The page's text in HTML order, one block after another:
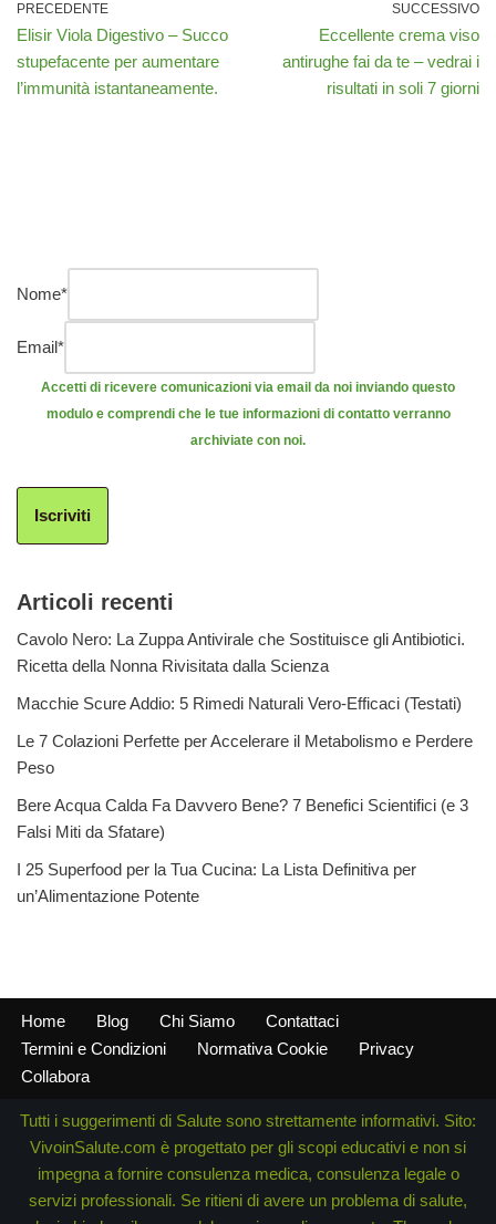
PRECEDENTE
Elisir Viola Digestivo – Succo
stupefacente per aumentare
l’immunità istantaneamente.
SUCCESSIVO
Eccellente crema viso
antirughe fai da te – vedrai i
risultati in soli 7 giorni
Nome*
Email*
Accetti di ricevere comunicazioni via email da noi inviando questo
modulo e comprendi che le tue informazioni di contatto verranno
archiviate con noi.
Iscriviti
Articoli recenti
Cavolo Nero: La Zuppa Antivirale che Sostituisce gli Antibiotici.
Ricetta della Nonna Rivisitata dalla Scienza
Macchie Scure Addio: 5 Rimedi Naturali Vero-Efficaci (Testati)
Le 7 Colazioni Perfette per Accelerare il Metabolismo e Perdere
Peso
Bere Acqua Calda Fa Davvero Bene? 7 Benefici Scientifici (e 3
Falsi Miti da Sfatare)
I 25 Superfood per la Tua Cucina: La Lista Definitiva per
un’Alimentazione Potente
Home Blog Chi Siamo
Contattaci
Termini e Condizioni
Normativa Cookie
Privacy
Collabora
Tutti i suggerimenti di Salute sono strettamente informativi. Sito:
VivoinSalute.com è progettato per gli scopi educativi e non si
impegna a fornire consulenza medica, consulenza legale o
servizi professionali. Se ritieni di avere un problema di salute,